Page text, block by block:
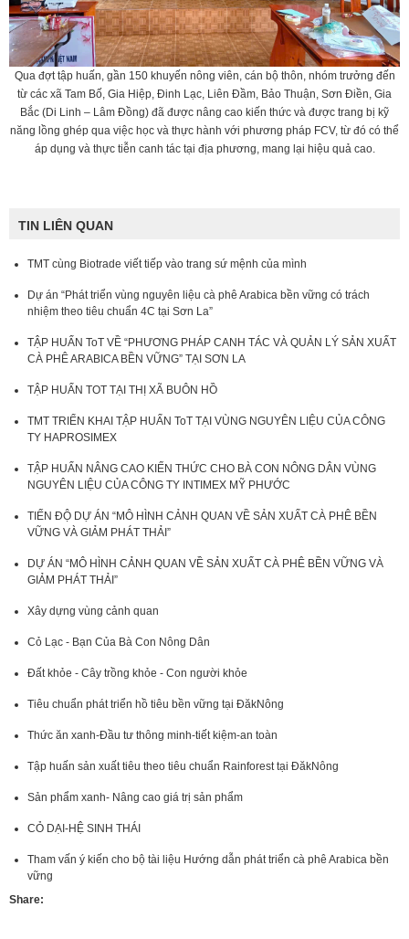
Qua đợt tập huấn, gần 150 khuyến nông viên, cán bộ thôn, nhóm trưởng đến
từ các xã Tam Bố, Gia Hiệp, Đinh Lạc, Liên Đầm, Bảo Thuận, Sơn Điền, Gia
Bắc (Di Linh – Lâm Đồng) đã được nâng cao kiến thức và được trang bị kỹ
năng lồng ghép qua việc học và thực hành với phương pháp FCV, từ đó có thể
áp dụng và thực tiễn canh tác tại địa phương, mang lại hiệu quả cao.
TIN LIÊN QUAN
TMT cùng Biotrade viết tiếp vào trang sứ mệnh của mình
Dự án “Phát triển vùng nguyên liệu cà phê Arabica bền vững có trách
nhiệm theo tiêu chuẩn 4C tại Sơn La”
TẬP HUẤN ToT VỀ “PHƯƠNG PHÁP CANH TÁC VÀ QUẢN LÝ SẢN XUẤT
CÀ PHÊ ARABICA BỀN VỮNG” TẠI SƠN LA
TẬP HUẤN TOT TẠI THỊ XÃ BUÔN HỒ
TMT TRIỂN KHAI TẬP HUẤN ToT TẠI VÙNG NGUYÊN LIỆU CỦA CÔNG
TY HAPROSIMEX
TẬP HUẤN NÂNG CAO KIẾN THỨC CHO BÀ CON NÔNG DÂN VÙNG
NGUYÊN LIỆU CỦA CÔNG TY INTIMEX MỸ PHƯỚC
TIẾN ĐỘ DỰ ÁN “MÔ HÌNH CẢNH QUAN VỀ SẢN XUẤT CÀ PHÊ BỀN
VỮNG VÀ GIẢM PHÁT THẢI”
DỰ ÁN “MÔ HÌNH CẢNH QUAN VỀ SẢN XUẤT CÀ PHÊ BỀN VỮNG VÀ
GIẢM PHÁT THẢI”
Xây dựng vùng cảnh quan
Cỏ Lạc - Bạn Của Bà Con Nông Dân
Đất khỏe - Cây trồng khỏe - Con người khỏe
Tiêu chuẩn phát triển hồ tiêu bền vững tại ĐăkNông
Thức ăn xanh-Đầu tư thông minh-tiết kiệm-an toàn
Tập huấn sản xuất tiêu theo tiêu chuẩn Rainforest tại ĐăkNông
Sản phẩm xanh- Nâng cao giá trị sản phẩm
CỎ DẠI-HỆ SINH THÁI
Tham vấn ý kiến cho bộ tài liệu Hướng dẫn phát triển cà phê Arabica bền
vững
Share: